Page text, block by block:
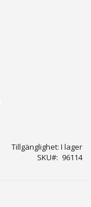
Tillgänglighet: I lager
SKU
96114